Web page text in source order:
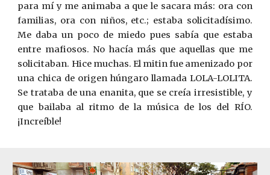
para mí y me animaba a que le sacara más: ora con
familias, ora con niños, etc.; estaba solicitadísimo.
Me daba un poco de miedo pues sabía que estaba
entre mafiosos. No hacía más que aquellas que me
solicitaban. Hice muchas. El mitin fue amenizado por
una chica de origen húngaro llamada LOLA­-LOLITA.
Se trataba de una enanita, que se creía irresistible, y
que bailaba al ritmo de la música de los del RÍO.
¡Increíble!